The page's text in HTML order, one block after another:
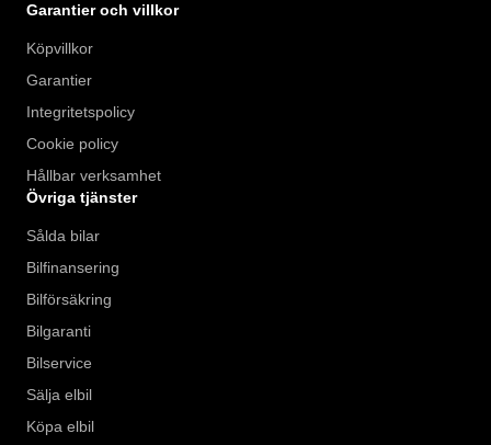
Garantier och villkor
Köpvillkor
Garantier
Integritetspolicy
Cookie policy
Hållbar verksamhet
Övriga tjänster
Sålda bilar
Bilfinansering
Bilförsäkring
Bilgaranti
Bilservice
Sälja elbil
Köpa elbil